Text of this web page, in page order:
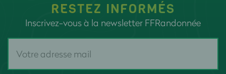
RESTEZ INFORMÉS
Inscrivez-vous à la newsletter FFRandonnée